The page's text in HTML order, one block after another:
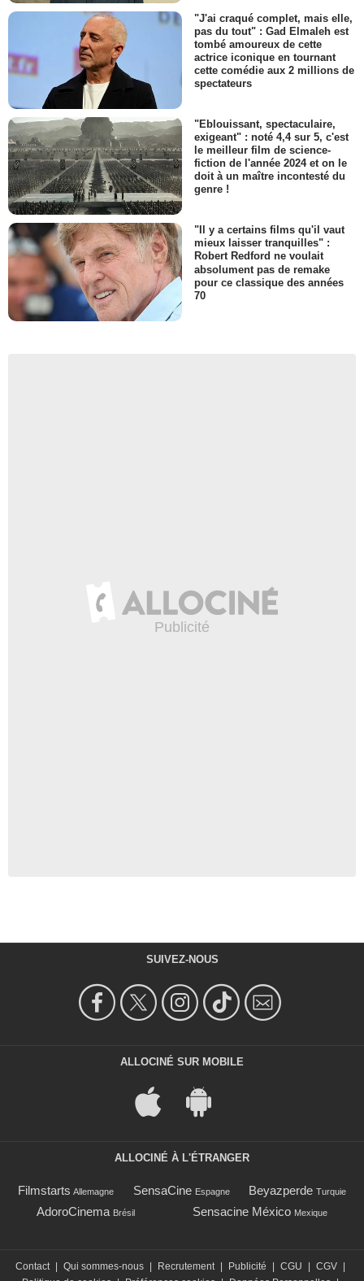
"J'ai craqué complet, mais elle,
pas du tout" : Gad Elmaleh est
tombé amoureux de cette
actrice iconique en tournant
cette comédie aux 2 millions de
spectateurs
"Eblouissant, spectaculaire,
exigeant" : noté 4,4 sur 5, c'est
le meilleur film de science-
fiction de l'année 2024 et on le
doit à un maître incontesté du
genre !
"Il y a certains films qu'il vaut
mieux laisser tranquilles" :
Robert Redford ne voulait
absolument pas de remake
pour ce classique des années
70
SUIVEZ-NOUS
ALLOCINÉ SUR MOBILE
ALLOCINÉ À L'ÉTRANGER
Filmstarts Allemagne SensaCine Espagne Beyazperde Turquie
AdoroCinema Brésil Sensacine México Mexique
Contact | Qui sommes-nous | Recrutement | Publicité | CGU | CGV |